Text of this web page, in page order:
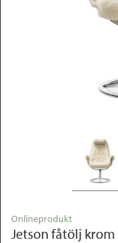
Onlineprodukt
Jetson fåtölj